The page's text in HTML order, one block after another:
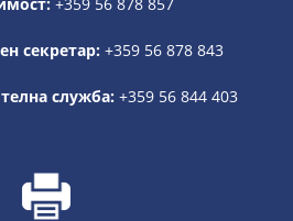
секретар: +359 56 878 843
служба: +359 56 844 403